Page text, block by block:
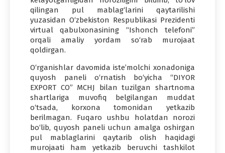
qilingan pul mablag‘larini qaytarilishi
yuzasidan O‘zbekiston Respublikasi Prezidenti
virtual qabulxonasining “Ishonch telefoni”
orqali amaliy yordam so‘rab murojaat
qoldirgan.
O‘rganishlar davomida iste’molchi xonadoniga
quyosh paneli o‘rnatish bo‘yicha “DIYOR
EXPORT CO” MCHJ bilan tuzilgan shartnoma
shartlariga muvofiq belgilangan muddat
o‘tsada, korxona tomonidan yetkazib
berilmagan. Fuqaro ushbu holatdan norozi
bo‘lib, quyosh paneli uchun amalga oshirgan
pul mablaglarini qaytarib olish haqidagi
murojaati ham yetkazib beruvchi tashkilot